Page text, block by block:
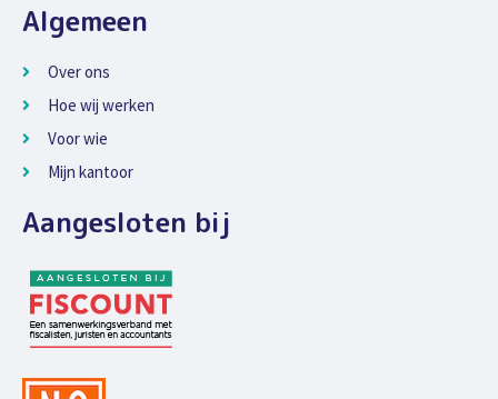
Algemeen
Over ons
Hoe wij werken
Voor wie
Mijn kantoor
Aangesloten bij